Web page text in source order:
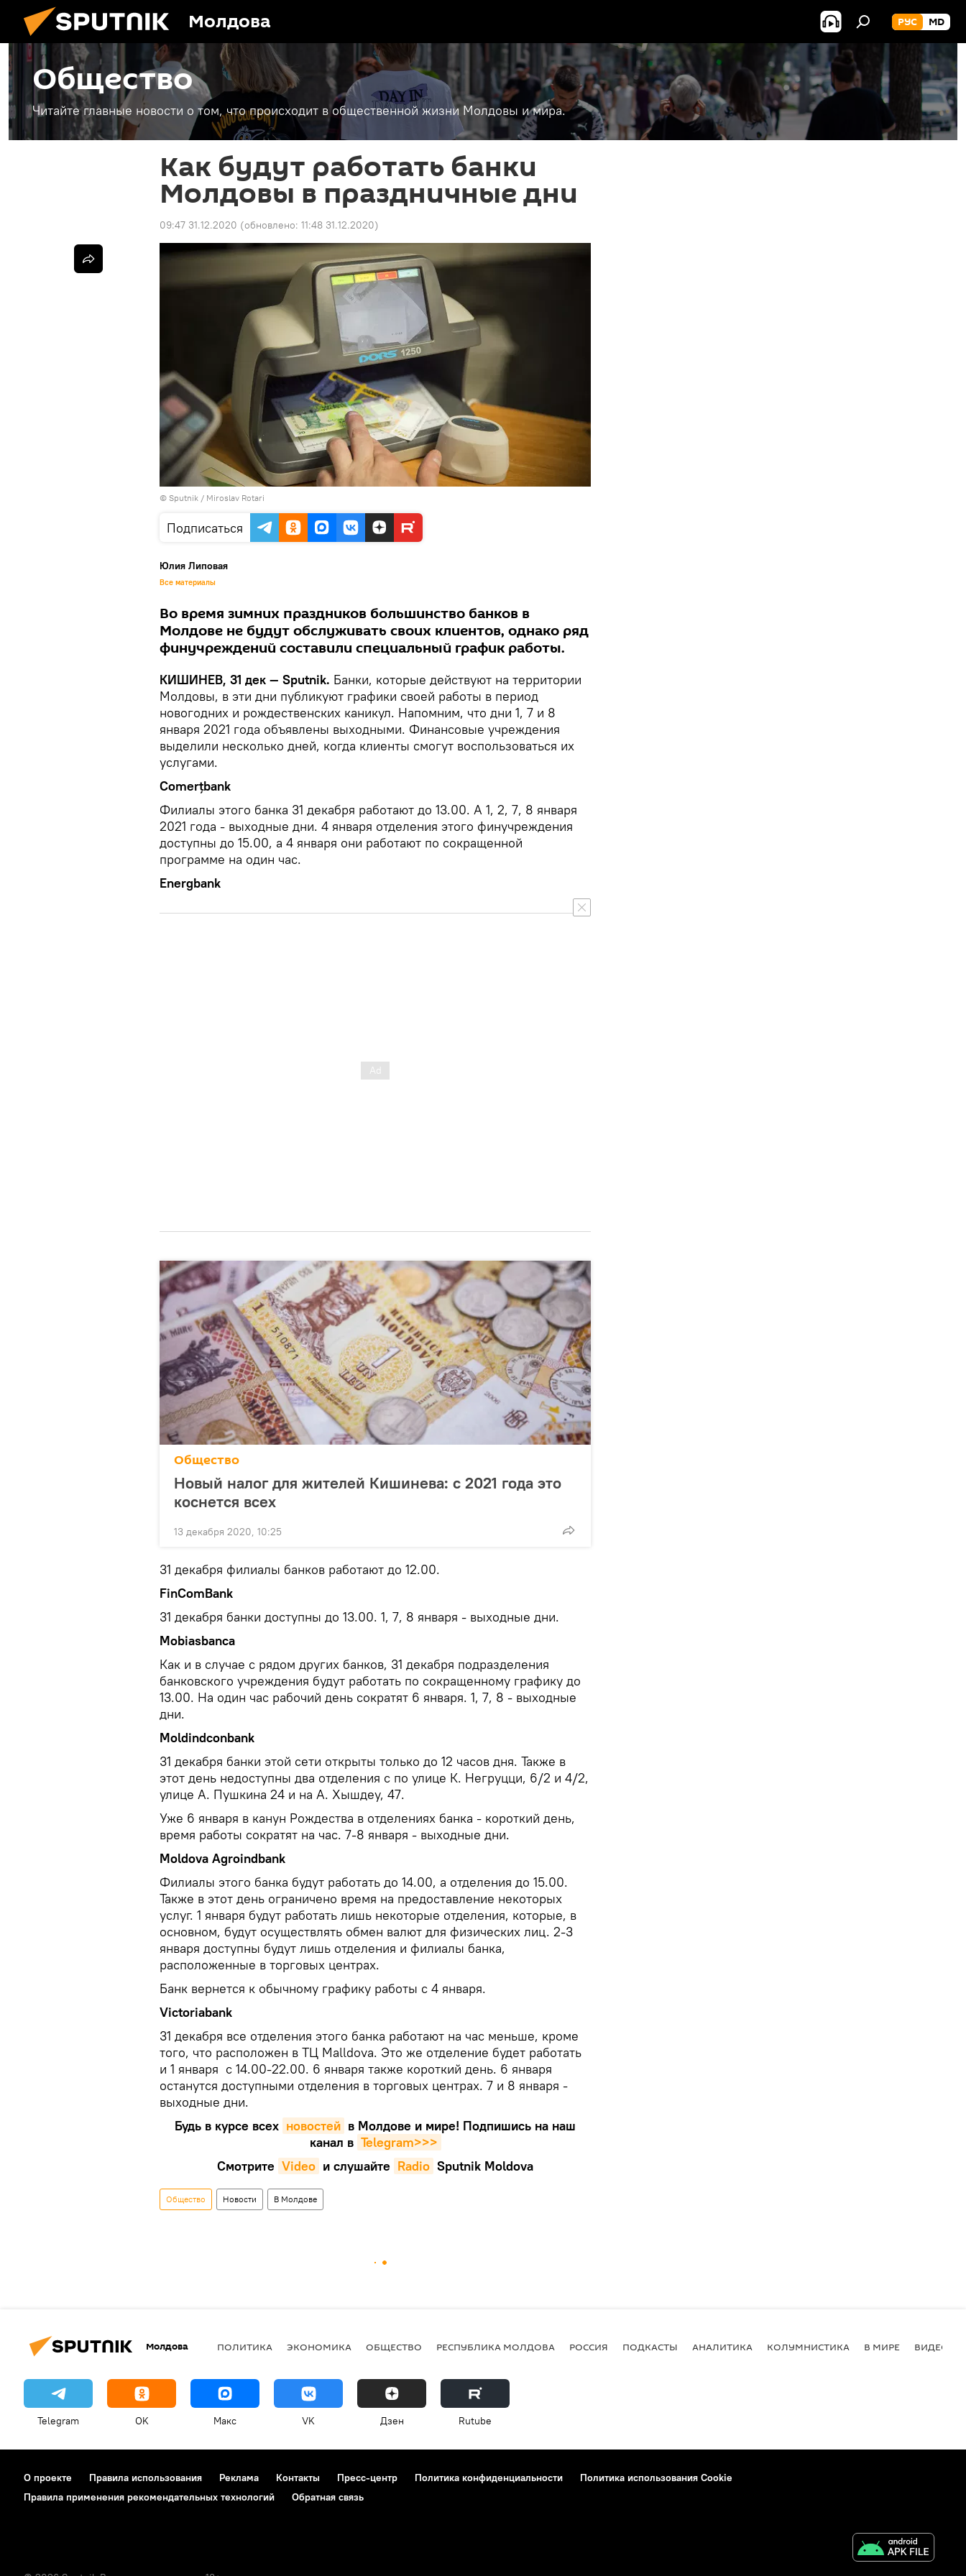
Молдова РУС MD
Общество
Читайте главные новости о том, что происходит в общественной жизни Молдовы и мира.
Как будут работать банки
Молдовы в праздничные дни
09:47 31.12.2020 (обновлено: 11:48 31.12.2020)
© Sputnik / Miroslav Rotari
Подписаться
Юлия Липовая
Все материалы
Во время зимних праздников большинство банков в
Молдове не будут обслуживать своих клиентов, однако ряд
финучреждений составили специальный график работы.
КИШИНЕВ, 31 дек — Sputnik. Банки, которые действуют на территории
Молдовы, в эти дни публикуют графики своей работы в период
новогодних и рождественских каникул. Напомним, что дни 1, 7 и 8
января 2021 года объявлены выходными. Финансовые учреждения
выделили несколько дней, когда клиенты смогут воспользоваться их
услугами.
Comerțbank
Филиалы этого банка 31 декабря работают до 13.00. А 1, 2, 7, 8 января
2021 года - выходные дни. 4 января отделения этого финучреждения
доступны до 15.00, а 4 января они работают по сокращенной
программе на один час.
Energbank
Общество
Новый налог для жителей Кишинева: с 2021 года это
коснется всех
13 декабря 2020, 10:25
31 декабря филиалы банков работают до 12.00.
FinComBank
31 декабря банки доступны до 13.00. 1, 7, 8 января - выходные дни.
Mobiasbanca
Как и в случае с рядом других банков, 31 декабря подразделения
банковского учреждения будут работать по сокращенному графику до
13.00. На один час рабочий день сократят 6 января. 1, 7, 8 - выходные
дни.
Moldindconbank
31 декабря банки этой сети открыты только до 12 часов дня. Также в
этот день недоступны два отделения с по улице К. Негруцци, 6/2 и 4/2,
улице А. Пушкина 24 и на А. Хышдеу, 47.
Уже 6 января в канун Рождества в отделениях банка - короткий день,
время работы сократят на час. 7-8 января - выходные дни.
Moldova Agroindbank
Филиалы этого банка будут работать до 14.00, а отделения до 15.00.
Также в этот день ограничено время на предоставление некоторых
услуг. 1 января будут работать лишь некоторые отделения, которые, в
основном, будут осуществлять обмен валют для физических лиц. 2-3
января доступны будут лишь отделения и филиалы банка,
расположенные в торговых центрах.
Банк вернется к обычному графику работы c 4 января.
Victoriabank
31 декабря все отделения этого банка работают на час меньше, кроме
того, что расположен в ТЦ Malldova. Это же отделение будет работать
и 1 января с 14.00-22.00. 6 января также короткий день. 6 января
останутся доступными отделения в торговых центрах. 7 и 8 января -
выходные дни.
Будь в курсе всех новостей в Молдове и мире! Подпишись на наш
канал в Telegram>>>
Смотрите Video и слушайте Radio Sputnik Moldova
Общество Новости В Молдове
Молдова ПОЛИТИКА ЭКОНОМИКА ОБЩЕСТВО РЕСПУБЛИКА МОЛДОВА РОССИЯ ПОДКАСТЫ АНАЛИТИКА КОЛУМНИСТИКА В МИРЕ ВИДЕО
Telegram OK Макс VK Дзен Rutube
О проекте Правила использования Реклама Контакты Пресс-центр Политика конфиденциальности
Политика использования Cookie
Правила применения рекомендательных технологий
Обратная связь